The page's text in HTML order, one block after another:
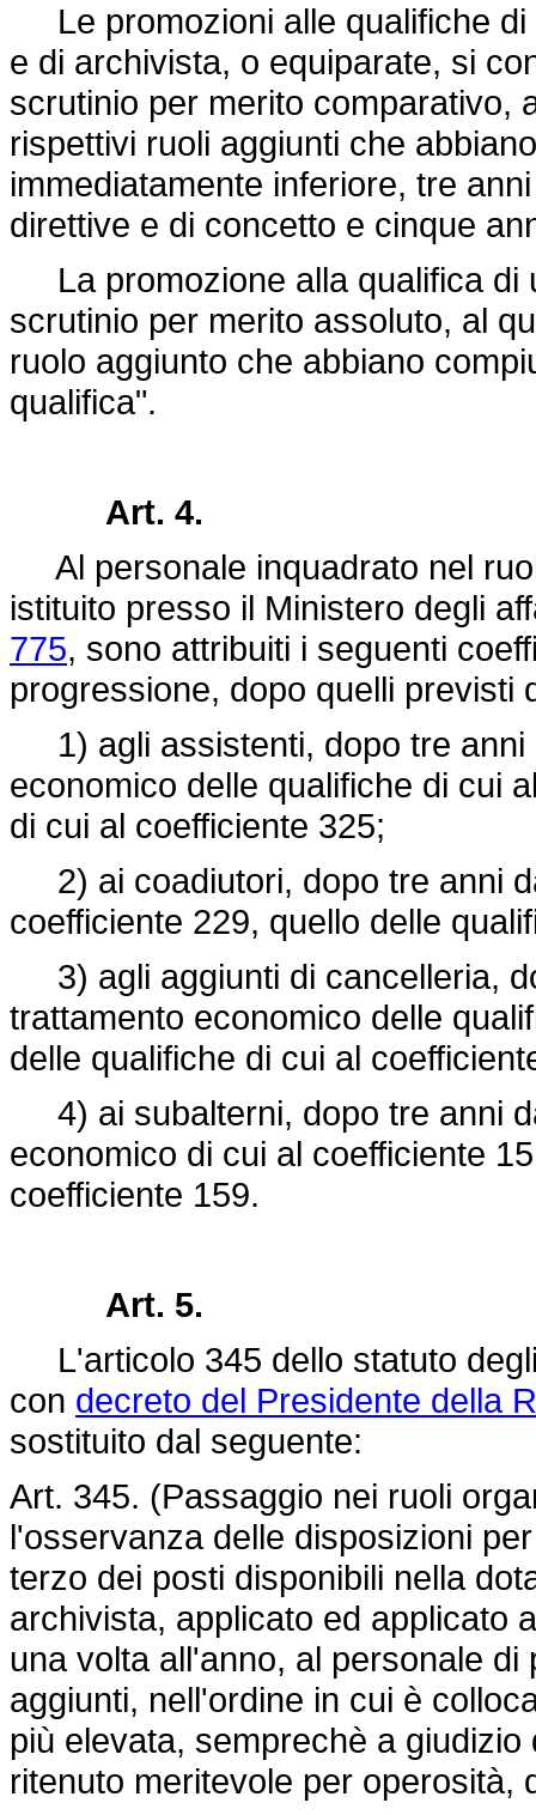
Le promozioni alle qualifiche di
e di archivista, o equiparate, si
scrutinio per merito comparativo,
rispettivi ruoli aggiunti che
immediatamente inferiore, tre
direttive e di concetto e cinque
La promozione alla qualifica di
scrutinio per merito assoluto, al
ruolo aggiunto che abbiano
qualifica".
Art. 4.
Al personale inquadrato nel
istituito presso il Ministero degli
775, sono attribuiti i seguenti
progressione, dopo quelli previsti
1) agli assistenti, dopo tre anni
economico delle qualifiche di cui
di cui al coefficiente 325;
2) ai coadiutori, dopo tre anni
coefficiente 229, quello delle
3) agli aggiunti di cancelleria,
trattamento economico delle
delle qualifiche di cui al
4) ai subalterni, dopo tre anni
economico di cui al coefficiente
coefficiente 159.
Art. 5.
L'articolo 345 dello statuto
con decreto del Presidente della
sostituito dal seguente:
Art. 345. (Passaggio nei ruoli
l'osservanza delle disposizioni
terzo dei posti disponibili nella
archivista, applicato ed applicato
una volta all'anno, al personale
aggiunti, nell'ordine in cui è
più elevata, semprechè a
ritenuto meritevole per operosità,